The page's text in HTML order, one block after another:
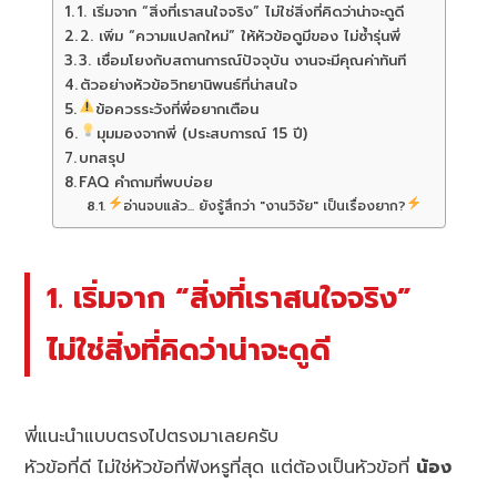
1. เริ่มจาก “สิ่งที่เราสนใจจริง” ไม่ใช่สิ่งที่คิดว่าน่าจะดูดี
2. เพิ่ม “ความแปลกใหม่” ให้หัวข้อดูมีของ ไม่ซ้ำรุ่นพี่
3. เชื่อมโยงกับสถานการณ์ปัจจุบัน งานจะมีคุณค่าทันที
ตัวอย่างหัวข้อวิทยานิพนธ์ที่น่าสนใจ
ข้อควรระวังที่พี่อยากเตือน
มุมมองจากพี่ (ประสบการณ์ 15 ปี)
บทสรุป
FAQ คำถามที่พบบ่อย
อ่านจบแล้ว... ยังรู้สึกว่า "งานวิจัย" เป็นเรื่องยาก?
1. เริ่มจาก “สิ่งที่เราสนใจจริง”
ไม่ใช่สิ่งที่คิดว่าน่าจะดูดี
พี่แนะนำแบบตรงไปตรงมาเลยครับ
หัวข้อที่ดี ไม่ใช่หัวข้อที่ฟังหรูที่สุด แต่ต้องเป็นหัวข้อที่ น้อง